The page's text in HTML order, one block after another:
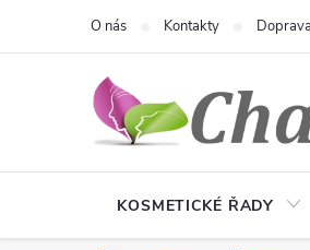
O nás Kontakty
KOSMETICKÉ ŘADY